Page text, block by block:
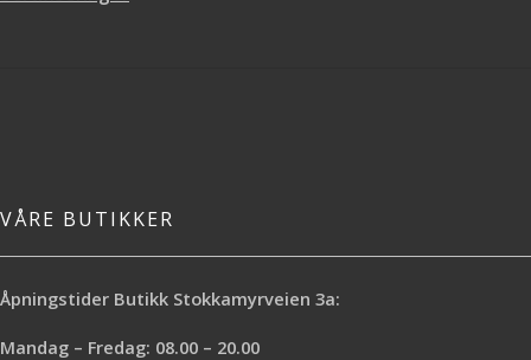
VÅRE BUTIKKER
Åpningstider Butikk Stokkamyrveien 3a:
Mandag – Fredag: 08.00 – 20.00